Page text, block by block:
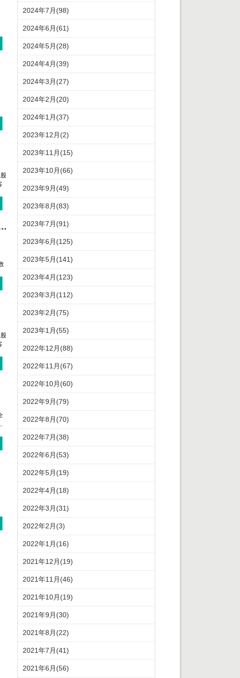
周之云「期权·破晓」期权交易思维与策略构建培训
2024年7月(98)
2024年6月(61)
2024年5月(28)
2024年4月(39)
2024年3月(27)
2024年2月(20)
2024年1月(37)
2023年12月(2)
2023年11月(15)
2023年10月(66)
2023年9月(49)
2023年8月(83)
2023年7月(91)
2023年6月(125)
2023年5月(141)
2023年4月(123)
2023年3月(112)
2023年2月(75)
2023年1月(55)
2022年12月(88)
2022年11月(67)
2022年10月(60)
2022年9月(79)
2022年8月(70)
2022年7月(38)
2022年6月(53)
2022年5月(19)
2022年4月(18)
2022年3月(31)
2022年2月(3)
2022年1月(16)
2021年12月(19)
2021年11月(46)
2021年10月(19)
2021年9月(30)
2021年8月(22)
2021年7月(41)
2021年6月(56)